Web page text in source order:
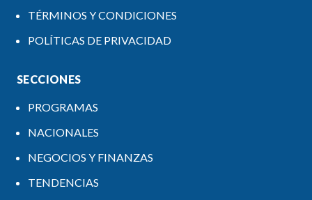
TÉRMINOS Y CONDICIONES
POLÍTICAS DE PRIVACIDAD
SECCIONES
PROGRAMAS
NACIONALES
NEGOCIOS Y FINANZAS
TENDENCIAS